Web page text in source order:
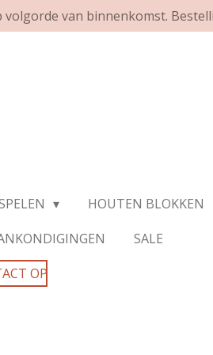
van binnenkomst.
HOUTEN BLOKKEN
SALE
OP